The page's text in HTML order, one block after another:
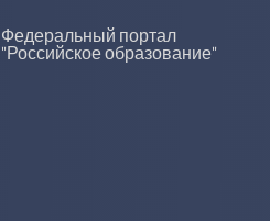
Федеральный портал
"Российское образование"